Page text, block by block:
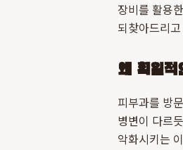
장비를 활용한
되찾아드리
왜 획일적
피부과를 방
병변이 다르
악화시키는